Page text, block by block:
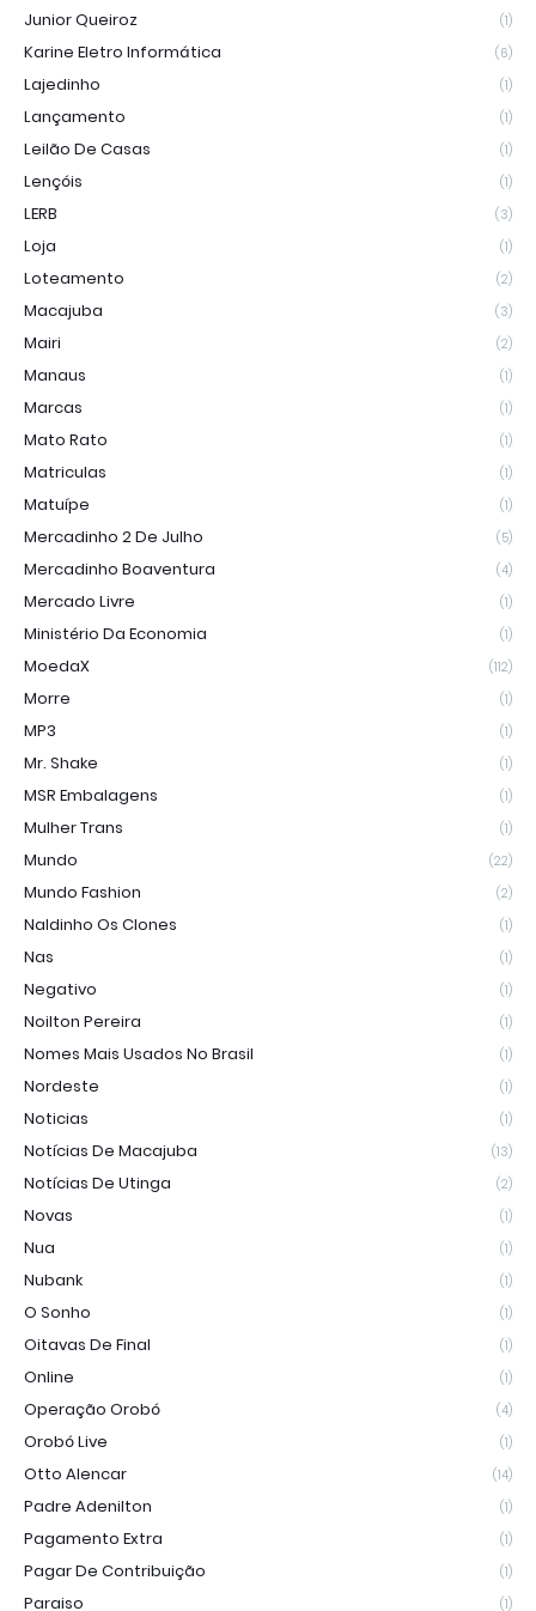
Junior Queiroz (1)
Karine Eletro Informática (6)
Lajedinho (1)
Lançamento (1)
Leilão De Casas (1)
Lençóis (1)
LERB (3)
Loja (1)
Loteamento (2)
Macajuba (3)
Mairi (2)
Manaus (1)
Marcas (1)
Mato Rato (1)
Matriculas (1)
Matuípe (1)
Mercadinho 2 De Julho (5)
Mercadinho Boaventura (4)
Mercado Livre (1)
Ministério Da Economia (1)
MoedaX (112)
Morre (1)
MP3 (1)
Mr. Shake (1)
MSR Embalagens (1)
Mulher Trans (1)
Mundo (22)
Mundo Fashion (2)
Naldinho Os Clones (1)
Nas (1)
Negativo (1)
Noilton Pereira (1)
Nomes Mais Usados No Brasil (1)
Nordeste (1)
Noticias (1)
Notícias De Macajuba (13)
Notícias De Utinga (2)
Novas (1)
Nua (1)
Nubank (1)
O Sonho (1)
Oitavas De Final (1)
Online (1)
Operação Orobó (4)
Orobó Live (1)
Otto Alencar (14)
Padre Adenilton (1)
Pagamento Extra (1)
Pagar De Contribuição (1)
Paraiso (1)